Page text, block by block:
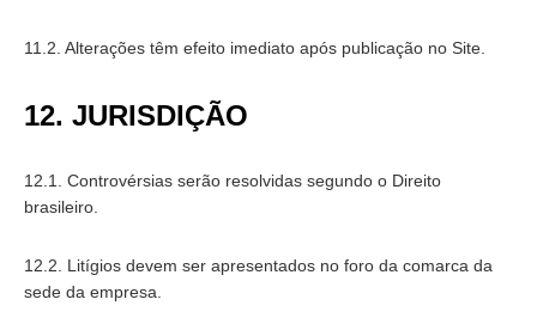
11.2. Alterações têm efeito imediato após publicação no Site.
12. JURISDIÇÃO
12.1. Controvérsias serão resolvidas segundo o Direito
brasileiro.
12.2. Litígios devem ser apresentados no foro da comarca da
sede da empresa.